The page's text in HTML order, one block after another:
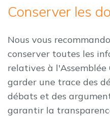
Conserver les
Nous vous
conserver toutes les
relatives à l'Assemblée
garder une trace des
débats et des
garantir la